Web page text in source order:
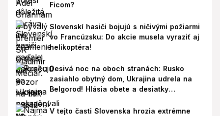
Ficom?
Slovenskí hasiči bojujú s ničivými požiarmi
vo Francúzsku: Do akcie musela vyraziť aj
helikoptéra!
Desivá noc na oboch stranách: Rusko
zasiahlo obytný dom, Ukrajina udrela na
Belgorod! Hlásia obete a desiatky
zranených
V tejto časti Slovenska hrozia extrémne